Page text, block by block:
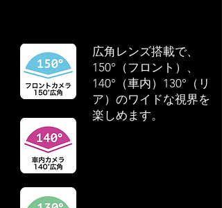
広角レンズ搭載で、
150°（フロント）、
140°（車内）130°（リ
ア）のワイドな視界を
楽しめます。